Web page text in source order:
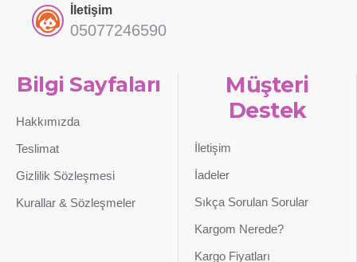
İletişim
05077246590
Bilgi Sayfaları
Hakkımızda
Teslimat
Gizlilik Sözleşmesi
Kurallar & Sözleşmeler
Müşteri
Destek
İletişim
İadeler
Sıkça Sorulan Sorular
Kargom Nerede?
Kargo Fiyatları